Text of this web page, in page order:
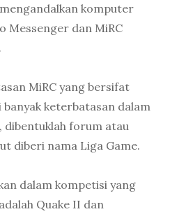
komputer
Messenger dan MiRC
MiRC yang bersifat
keterbatasan dalam
dibentuklah forum atau
diberi nama Liga Game.
dalam kompetisi yang
Quake II dan